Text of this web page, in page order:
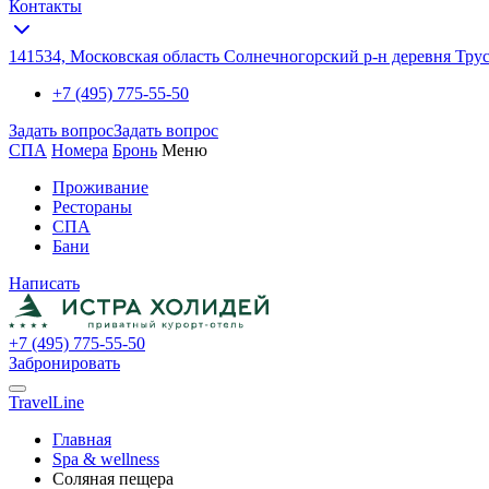
Контакты
141534, Московская область Солнечногорский р-н деревня
+7 (495) 775-55-50
Задать вопросЗадать вопрос
СПА Номера Бронь Меню
Проживание
Рестораны
СПА
Бани
Написать
+7 (495) 775-55-50
Забронировать
TravelLine
Главная
Spa & wellness
Соляная пещера